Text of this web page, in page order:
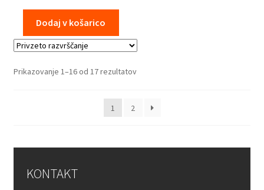
Dodaj v košarico
Prikazovanje 1–16 od 17 rezultatov
1 2
KONTAKT